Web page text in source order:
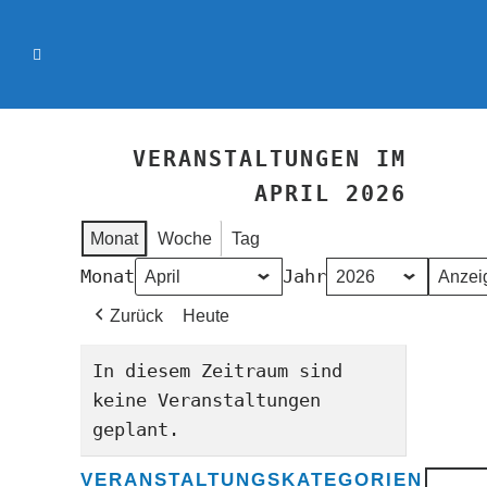
VERANSTALTUNGEN IM
APRIL 2026
Monat Woche Tag
Monat Jahr
Zurück Heute
In diesem Zeitraum sind
keine Veranstaltungen
geplant.
VERANSTALTUNGSKATEGORIEN